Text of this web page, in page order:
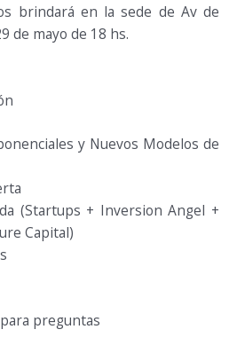
brindará en la sede de Av de
de mayo de 18 hs.
y Nuevos Modelos de
(Startups + Inversion Angel +
Capital)
preguntas